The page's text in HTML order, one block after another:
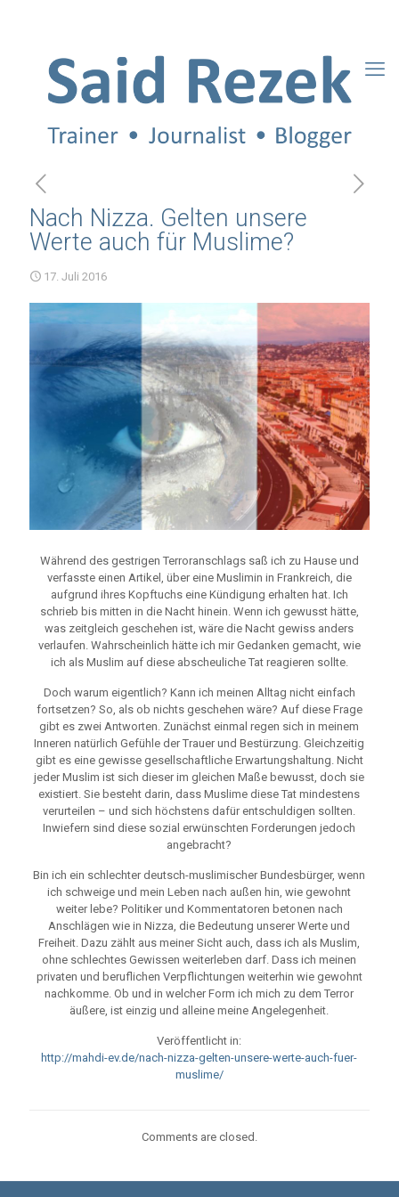
Nach Nizza. Gelten unsere
Werte auch für Muslime?
17. Juli 2016
Während des gestrigen Terroranschlags saß ich zu Hause und
verfasste einen Artikel, über eine Muslimin in Frankreich, die
aufgrund ihres Kopftuchs eine Kündigung erhalten hat. Ich
schrieb bis mitten in die Nacht hinein. Wenn ich gewusst hätte,
was zeitgleich geschehen ist, wäre die Nacht gewiss anders
verlaufen. Wahrscheinlich hätte ich mir Gedanken gemacht, wie
ich als Muslim auf diese abscheuliche Tat reagieren sollte.
Doch warum eigentlich? Kann ich meinen Alltag nicht einfach
fortsetzen? So, als ob nichts geschehen wäre? Auf diese Frage
gibt es zwei Antworten. Zunächst einmal regen sich in meinem
Inneren natürlich Gefühle der Trauer und Bestürzung. Gleichzeitig
gibt es eine gewisse gesellschaftliche Erwartungshaltung. Nicht
jeder Muslim ist sich dieser im gleichen Maße bewusst, doch sie
existiert. Sie besteht darin, dass Muslime diese Tat mindestens
verurteilen – und sich höchstens dafür entschuldigen sollten.
Inwiefern sind diese sozial erwünschten Forderungen jedoch
angebracht?
Bin ich ein schlechter deutsch-muslimischer Bundesbürger, wenn
ich schweige und mein Leben nach außen hin, wie gewohnt
weiter lebe? Politiker und Kommentatoren betonen nach
Anschlägen wie in Nizza, die Bedeutung unserer Werte und
Freiheit. Dazu zählt aus meiner Sicht auch, dass ich als Muslim,
ohne schlechtes Gewissen weiterleben darf. Dass ich meinen
privaten und beruflichen Verpflichtungen weiterhin wie gewohnt
nachkomme. Ob und in welcher Form ich mich zu dem Terror
äußere, ist einzig und alleine meine Angelegenheit.
Veröffentlicht in:
http://mahdi-ev.de/nach-nizza-gelten-unsere-werte-auch-fuer-
muslime/
Comments are closed.